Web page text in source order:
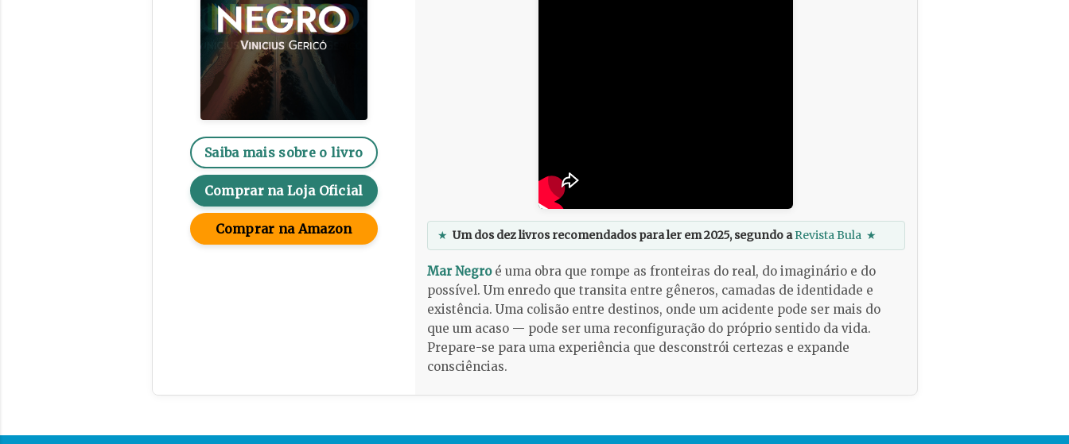
Saiba mais sobre o livro
Comprar na Loja Oficial
Comprar na Amazon ★ Um dos dez livros recomendados para ler em 2025, segundo aRevista Bula ★
Mar Negroé uma obra que rompe as fronteiras do real, do imaginário e do
possível. Um enredo que transita entre gêneros, camadas de identidade e
existência. Uma colisão entre destinos, onde um acidente pode ser mais do
que um acaso — pode ser uma reconfiguração do próprio sentido da vida.
Prepare-se para uma experiência que desconstrói certezas e expande
consciências.